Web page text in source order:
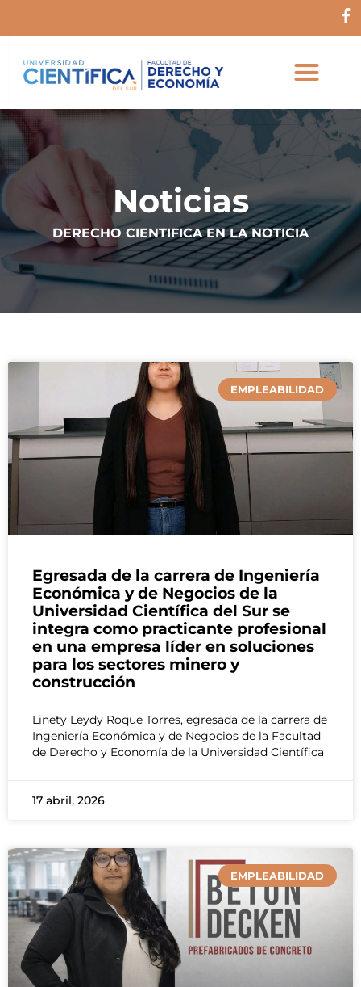
F
f
Noticias
DERECHO CIENTIFICA EN LA NOTICIA
EMPLEABILIDAD
Egresada de la carrera de Ingeniería
Económica y de Negocios de la
Universidad Científica del Sur se
integra como practicante profesional
en una empresa líder en soluciones
para los sectores minero y
construcción
Linety Leydy Roque Torres, egresada de la carrera de
Ingeniería Económica y de Negocios de la Facultad
de Derecho y Economía de la Universidad Científica
17 abril, 2026
EMPLEABILIDAD
Página
Página
Página
Página PáginaPáginaPáginaPáginaPágina
PáginaPáginaPágina PáginaPáginaPáginaPáginaPágina